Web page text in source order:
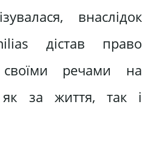
внаслідок
дістав право
своїми речами на
за життя, так і